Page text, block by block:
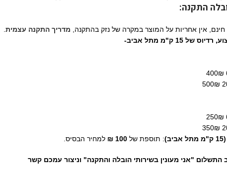
התקנה:
חינם, אין אחריות על המוצר במקרה של נזק בהתקנה, מדריך התקנה עצמית
רדיוס של 15 ק"מ מתל אביב-
: תוספת של 100 ₪ למחיר הבסיס.
"אני מעונין בשירותי הובלה והתקנה" וניצור עמכם קשר